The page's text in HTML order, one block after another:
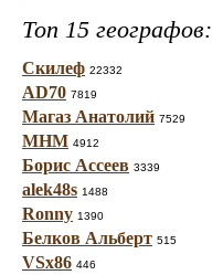
Топ 15 географов:
Скилеф 22332
AD70 7819
Магаз Анатолий 7529
МНМ 4912
Борис Ассеев 3339
alek48s 1488
Ronny 1390
Белков Альберт 515
VSx86 446